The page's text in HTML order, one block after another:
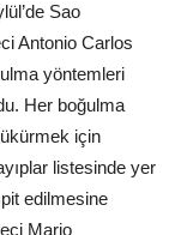
Sao
Antonio Carlos
yöntemleri
Her boğulma
için
listesinde yer
edilmesine
Mario